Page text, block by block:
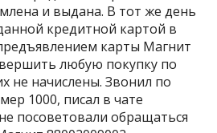
и выдана. В тот же день
кредитной картой в
карты Магнит
любую покупку по
не начислены. Звонил по
1000, писал в чате
посоветовали обращаться